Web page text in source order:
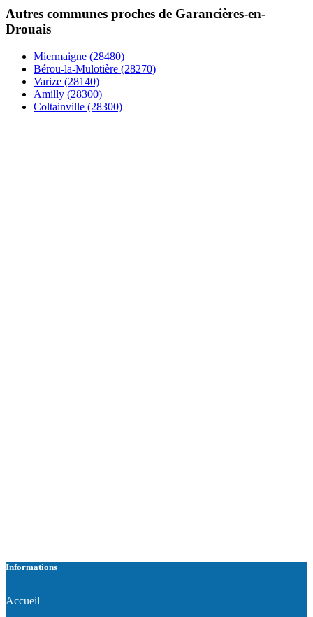
Autres communes proches de Garancières-en-
Drouais
Miermaigne (28480)
Bérou-la-Mulotière (28270)
Varize (28140)
Amilly (28300)
Coltainville (28300)
Informations
Accueil